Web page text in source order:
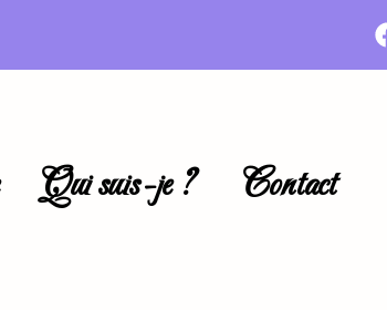
Qui suis-je ? Contact